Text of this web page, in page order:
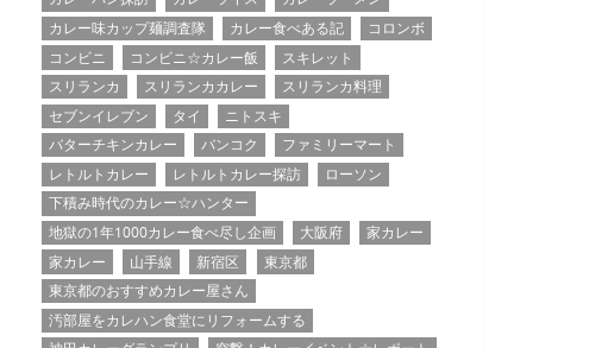
カレー味カップ麺調査隊
カレー食べある記
コロンボ
コンビニ
コンビニ☆カレー飯
スキレット
スリランカ
スリランカカレー
スリランカ料理
セブンイレブン
タイ
ニトスキ
バターチキンカレー
バンコク
ファミリーマート
レトルトカレー
レトルトカレー探訪
ローソン
下積み時代のカレー☆ハンター
地獄の1年1000カレー食べ尽し企画
大阪府
家カレー
家カレー
山手線 新宿区
東京都
東京都のおすすめカレー屋さん
汚部屋をカレハン食堂にリフォームする